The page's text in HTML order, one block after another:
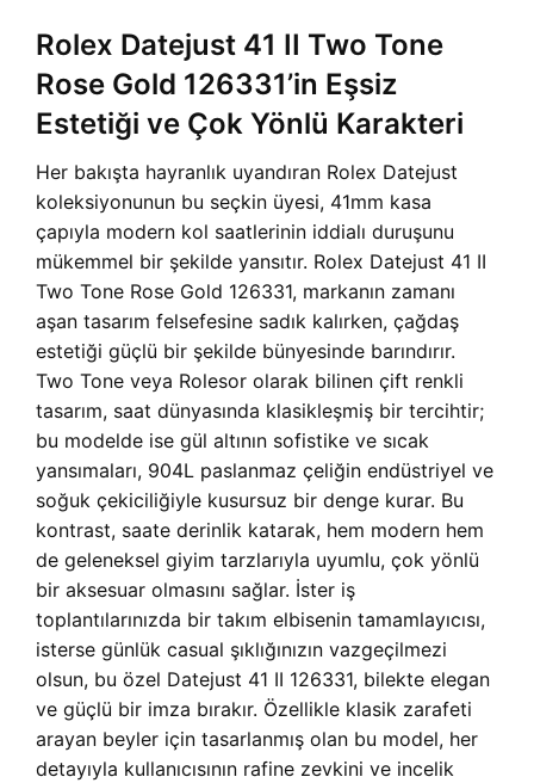
Rolex Datejust 41 II Two Tone
Rose Gold 126331’in Eşsiz
Estetiği ve Çok Yönlü Karakteri
Her bakışta hayranlık uyandıran Rolex Datejust
koleksiyonunun bu seçkin üyesi, 41mm kasa
çapıyla modern kol saatlerinin iddialı duruşunu
mükemmel bir şekilde yansıtır. Rolex Datejust 41 II
Two Tone Rose Gold 126331, markanın zamanı
aşan tasarım felsefesine sadık kalırken, çağdaş
estetiği güçlü bir şekilde bünyesinde barındırır.
Two Tone veya Rolesor olarak bilinen çift renkli
tasarım, saat dünyasında klasikleşmiş bir tercihtir;
bu modelde ise gül altının sofistike ve sıcak
yansımaları, 904L paslanmaz çeliğin endüstriyel ve
soğuk çekiciliğiyle kusursuz bir denge kurar. Bu
kontrast, saate derinlik katarak, hem modern hem
de geleneksel giyim tarzlarıyla uyumlu, çok yönlü
bir aksesuar olmasını sağlar. İster iş
toplantılarınızda bir takım elbisenin tamamlayıcısı,
isterse günlük casual şıklığınızın vazgeçilmezi
olsun, bu özel Datejust 41 II 126331, bilekte elegan
ve güçlü bir imza bırakır. Özellikle klasik zarafeti
arayan beyler için tasarlanmış olan bu model, her
detayıyla kullanıcısının rafine zevkini ve incelik